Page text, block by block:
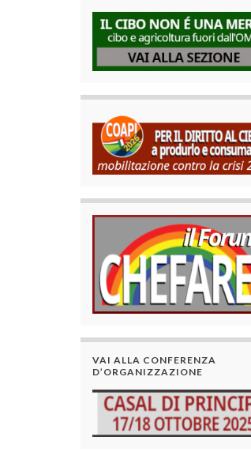
VAI ALLA CONFERENZA
D’ORGANIZZAZIONE